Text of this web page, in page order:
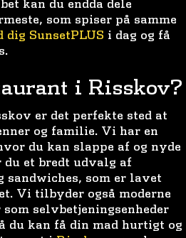
som spiser på samme
dig SunsetPLUS i dag og få
i Risskov?
er det perfekte sted at
og familie. Vi har en
du kan slappe af og nyde
du et bredt udvalg af
sandwiches, som er lavet
Vi tilbyder også moderne
selvbetjeningsenheder
du kan få din mad hurtigt og